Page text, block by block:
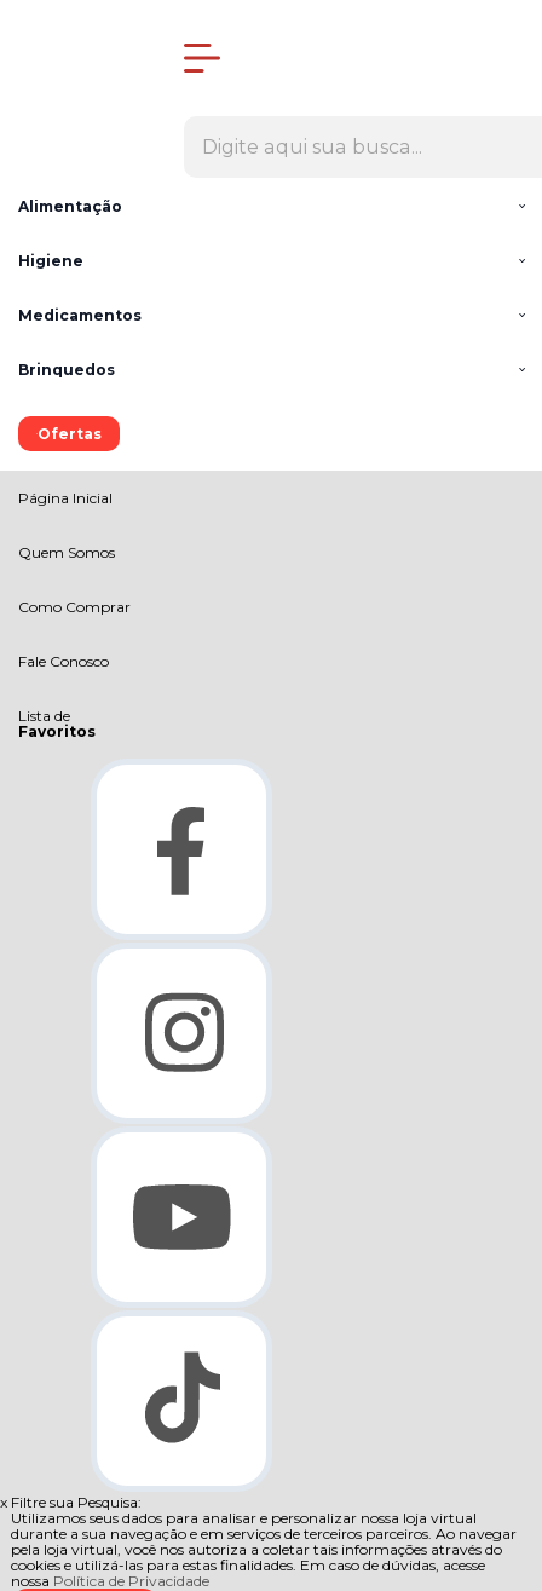
Alimentação
Higiene
Medicamentos
Brinquedos
Ofertas
Página Inicial
Quem Somos
Como Comprar
Fale Conosco
Lista de
Favoritos
x Filtre sua Pesquisa:
Utilizamos seus dados para analisar e personalizar nossa loja virtual
durante a sua navegação e em serviços de terceiros parceiros. Ao navegar
pela loja virtual, você nos autoriza a coletar tais informações através do
cookies e utilizá-las para estas finalidades. Em caso de dúvidas, acesse
nossa Política de Privacidade